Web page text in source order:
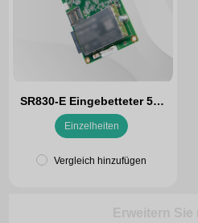
SR830-E Eingebetteter 5G-
Router
Einzelheiten
Vergleich hinzufügen